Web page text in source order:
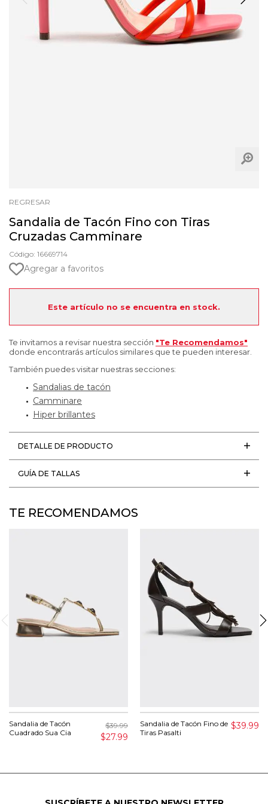
REGRESAR
Sandalia de Tacón Fino con Tiras
Cruzadas Camminare
Código: 16669714
Agregar a favoritos
Este artículo no se encuentra en stock.
Te invitamos a revisar nuestra sección "Te Recomendamos"
donde encontrarás artículos similares que te pueden interesar.
También puedes visitar nuestras secciones:
Sandalias de tacón
Camminare
Hiper brillantes
DETALLE DE PRODUCTO
GUÍA DE TALLAS
TE RECOMENDAMOS
Sandalia de Tacón
Cuadrado Sua Cia
$39.99
$27.99
Sandalia de Tacón Fino de
Tiras Pasalti
$39.99